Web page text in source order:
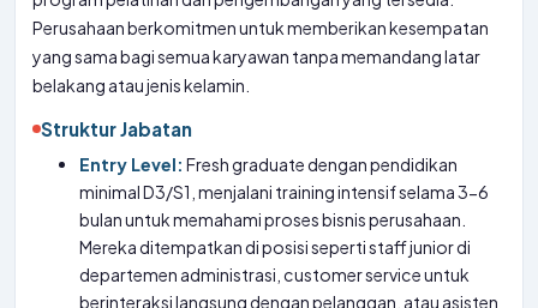
Perusahaan berkomitmen untuk memberikan kesempatan
yang sama bagi semua karyawan tanpa memandang latar
belakang atau jenis kelamin.
Struktur Jabatan
Entry Level: Fresh graduate dengan pendidikan
minimal D3/S1, menjalani training intensif selama 3-6
bulan untuk memahami proses bisnis perusahaan.
Mereka ditempatkan di posisi seperti staff junior di
departemen administrasi, customer service untuk
berinteraksi langsung dengan pelanggan, atau asisten